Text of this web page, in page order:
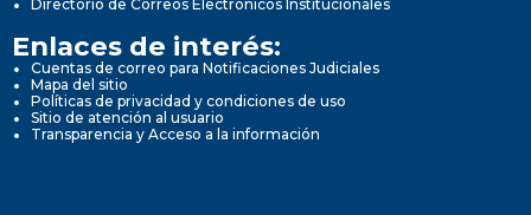
Directorio de Correos Electrónicos Institucionales
Enlaces de interés:
Cuentas de correo para Notificaciones Judiciales
Mapa del sitio
Políticas de privacidad y condiciones de uso
Sitio de atención al usuario
Transparencia y Acceso a la información